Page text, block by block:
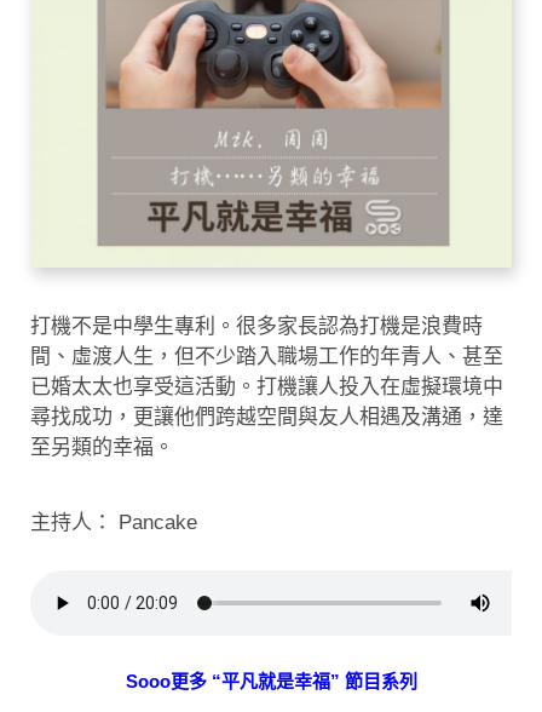
打機不是中學生專利。很多家長認為打機是浪費時
間、虛渡人生，但不少踏入職場工作的年青人、甚至
已婚太太也享受這活動。打機讓人投入在虛擬環境中
尋找成功，更讓他們跨越空間與友人相遇及溝通，達
至另類的幸福。
主持人： Pancake
Sooo更多 “平凡就是幸福” 節目系列